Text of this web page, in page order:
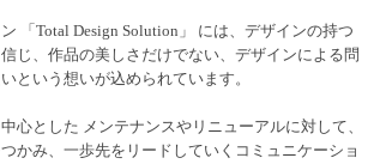
「Total Design Solution」 には、デザインの持つ
じ、作品の美しさだけでない、デザインによる問
という想いが込められています。
心とした メンテナンスやリニューアルに対して、
かみ、一歩先をリードしていくコミュニケーショ